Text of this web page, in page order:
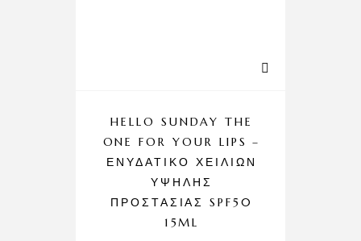
HELLO SUNDAY THE
ONE FOR YOUR LIPS –
ΕΝΥΔΑΤΙΚΌ ΧΕΙΛΙΏΝ
ΥΨΗΛΉΣ
ΠΡΟΣΤΑΣΊΑΣ SPF50
15ML